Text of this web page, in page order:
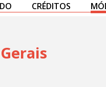
CRÉDITOS